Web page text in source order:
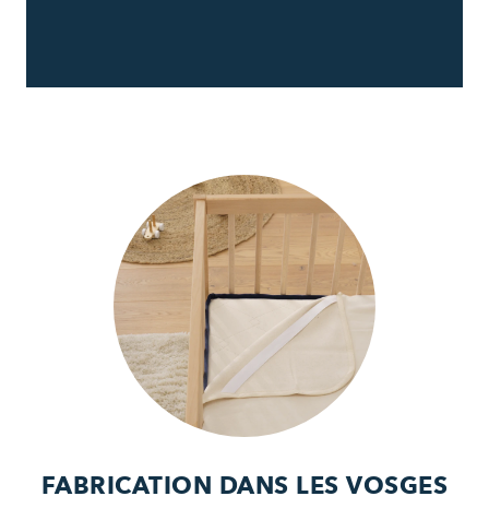
FABRICATION DANS LES VOSGES